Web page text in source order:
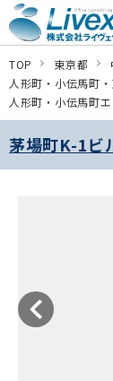
TOP 東京都
人形町・小伝馬町
人形町・小伝馬町
茅場町K-1ビ